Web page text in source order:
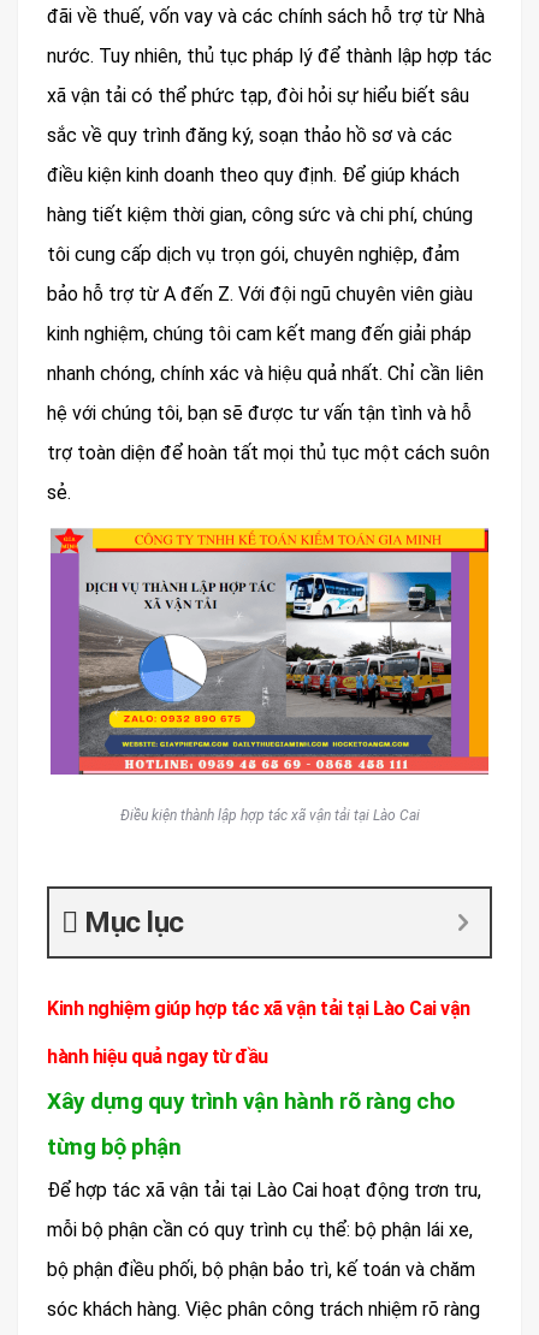
đãi về thuế, vốn vay và các chính sách hỗ trợ từ Nhà
nước. Tuy nhiên, thủ tục pháp lý để thành lập hợp tác
xã vận tải có thể phức tạp, đòi hỏi sự hiểu biết sâu
sắc về quy trình đăng ký, soạn thảo hồ sơ và các
điều kiện kinh doanh theo quy định. Để giúp khách
hàng tiết kiệm thời gian, công sức và chi phí, chúng
tôi cung cấp dịch vụ trọn gói, chuyên nghiệp, đảm
bảo hỗ trợ từ A đến Z. Với đội ngũ chuyên viên giàu
kinh nghiệm, chúng tôi cam kết mang đến giải pháp
nhanh chóng, chính xác và hiệu quả nhất. Chỉ cần liên
hệ với chúng tôi, bạn sẽ được tư vấn tận tình và hỗ
trợ toàn diện để hoàn tất mọi thủ tục một cách suôn
sẻ.
Điều kiện thành lập hợp tác xã vận tải tại Lào Cai
Mục lục
Kinh nghiệm giúp hợp tác xã vận tải tại Lào Cai vận
hành hiệu quả ngay từ đầu
Xây dựng quy trình vận hành rõ ràng cho
từng bộ phận
Để hợp tác xã vận tải tại Lào Cai hoạt động trơn tru,
mỗi bộ phận cần có quy trình cụ thể: bộ phận lái xe,
bộ phận điều phối, bộ phận bảo trì, kế toán và chăm
sóc khách hàng. Việc phân công trách nhiệm rõ ràng